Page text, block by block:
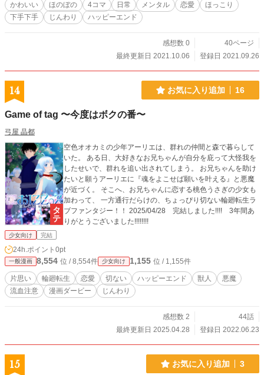
かわいい ほのぼの 4コマ 日常 メンタル 恋愛
ほっこり
下手下手
じんわり ハッピーエンド
感想数 0
40ページ
最終更新日 2021.10.06
登録日 2021.09.26
14 お気に入り追加 16
Game of tag 〜今度はボクの番〜
弓屋 晶都
空色オオカミの少年アーリエは、群れの仲間と森で暮らして
いた。 ある日、大好きなお兄ちゃんが自分を庇って大怪我を
したせいで、群れを追い出されてしまう。 お兄ちゃんを助け
たいと願うアーリエに『魂をよこせば願いを叶える』と悪魔
が近づく。 そこへ、お兄ちゃんに恋する桃色うさぎの少女も
加わって、 一方通行だらけの、ちょっぴり切ない輪廻転生ラ
ブファンタジー！！ 2025/04/28 完結しました!!!! 3年間あ
りがとうございました!!!!!!!!
少女向け 完結
24h.ポイント 0pt
一般漫画 8,554 位 / 8,554件 少女向け 1,155 位 / 1,155件
片思い 輪廻転生 恋愛 切ない ハッピーエンド 獣人
悪魔
流血注意
漫画ダービー じんわり
感想数 2
44話
最終更新日 2025.04.28
登録日 2022.06.23
15 お気に入り追加 3